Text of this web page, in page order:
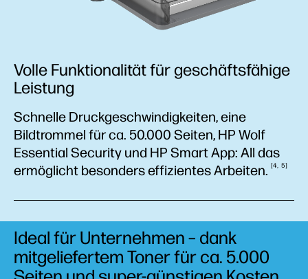
Volle Funktionalität für geschäftsfähige
Leistung
Schnelle Druckgeschwindigkeiten, eine
Bildtrommel für ca. 50.000 Seiten, HP Wolf
Essential Security und HP Smart App: All das
ermöglicht besonders effizientesArbeiten. 4 5
Ideal für Unternehmen – dank
mitgeliefertem Toner für ca. 5.000